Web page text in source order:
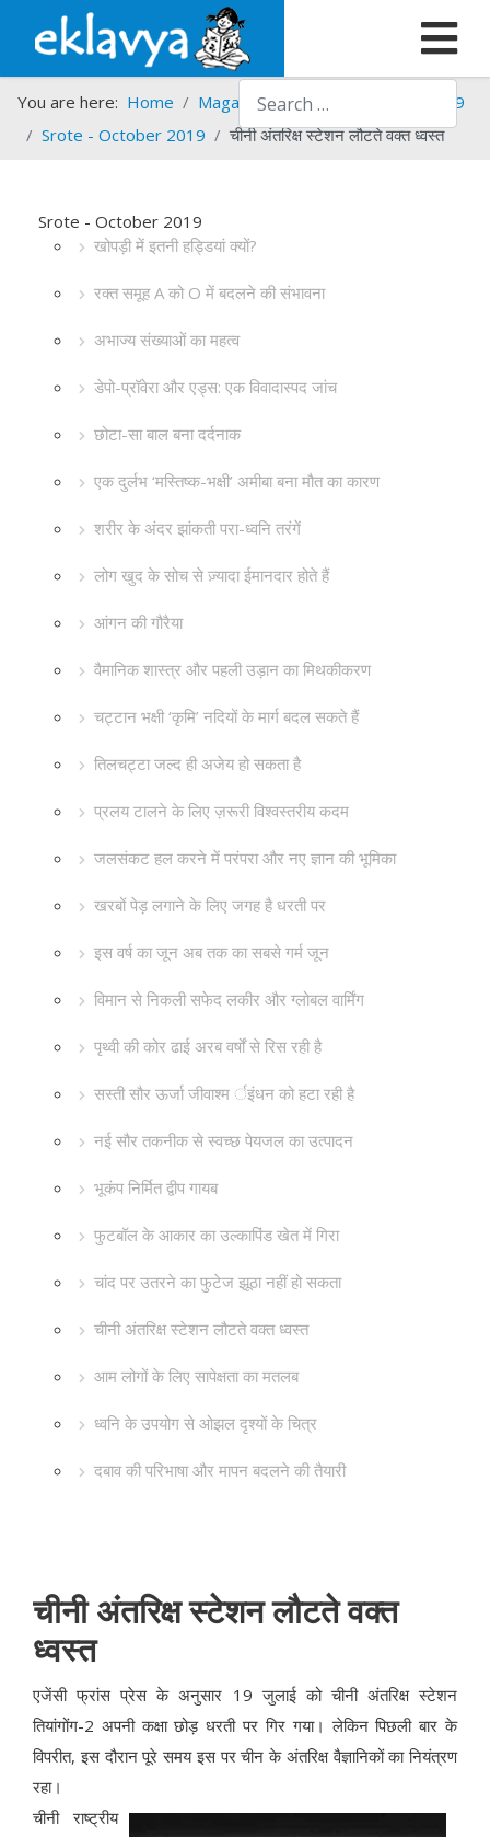
Search
You are here: Home Magazines Srote
Srote - 2019
Srote - October 2019
चीनी अंतरिक्ष स्टेशन लौटते वक्त ध्वस्त
Srote - October 2019
खोपड़ी में इतनी हड्डियां क्यों?
रक्त समूह A को O में बदलने की संभावना
अभाज्य संख्याओं का महत्व
डेपो-प्रॉवेरा और एड्स: एक विवादास्पद जांच
छोटा-सा बाल बना दर्दनाक
एक दुर्लभ ‘मस्तिष्क-भक्षी’ अमीबा बना मौत का कारण
शरीर के अंदर झांकती परा-ध्वनि तरंगें
लोग खुद के सोच से ज़्यादा ईमानदार होते हैं
आंगन की गौरैया
वैमानिक शास्त्र और पहली उड़ान का मिथकीकरण
चट्टान भक्षी ‘कृमि’ नदियों के मार्ग बदल सकते हैं
तिलचट्टा जल्द ही अजेय हो सकता है
प्रलय टालने के लिए ज़रूरी विश्वस्तरीय कदम
जलसंकट हल करने में परंपरा और नए ज्ञान की भूमिका
खरबों पेड़ लगाने के लिए जगह है धरती पर
इस वर्ष का जून अब तक का सबसे गर्म जून
विमान से निकली सफेद लकीर और ग्लोबल वार्मिंग
पृथ्वी की कोर ढाई अरब वर्षों से रिस रही है
सस्ती सौर ऊर्जा जीवाश्म र्इंधन को हटा रही है
नई सौर तकनीक से स्वच्छ पेयजल का उत्पादन
भूकंप निर्मित द्वीप गायब
फुटबॉल के आकार का उल्कापिंड खेत में गिरा
चांद पर उतरने का फुटेज झूठा नहीं हो सकता
चीनी अंतरिक्ष स्टेशन लौटते वक्त ध्वस्त
आम लोगों के लिए सापेक्षता का मतलब
ध्वनि के उपयोग से ओझल दृश्यों के चित्र
दबाव की परिभाषा और मापन बदलने की तैयारी
चीनी अंतरिक्ष स्टेशन लौटते वक्त
ध्वस्त
एजेंसी फ्रांस प्रेस के अनुसार 19 जुलाई को चीनी अंतरिक्ष स्टेशन
तियांगोंग-2 अपनी कक्षा छोड़ धरती पर गिर गया। लेकिन पिछली बार के
विपरीत, इस दौरान पूरे समय इस पर चीन के अंतरिक्ष वैज्ञानिकों का नियंत्रण
रहा।
चीनी राष्ट्रीय